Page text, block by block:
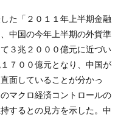
た「２０１１年上半期金融
中国の今年上半期の外貨準
３兆２０００億元に近づい
７００億元となり、中国が
面していることが分かっ
マクロ経済コントロールの
するとの見方を示した。中